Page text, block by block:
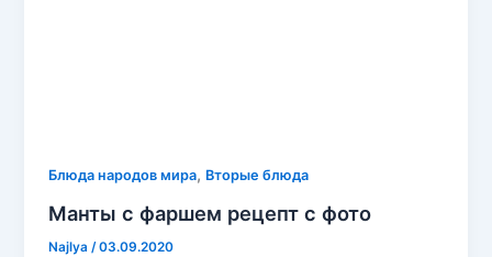
Блюда народов мира, Вторые блюда
Манты с фаршем рецепт с фото
Najlya/03.09.2020